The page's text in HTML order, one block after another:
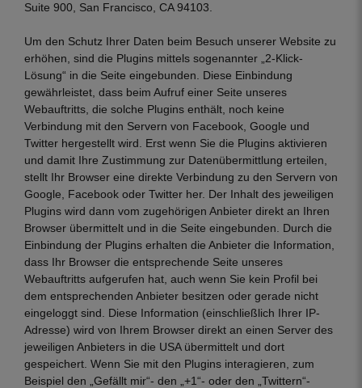
Suite 900, San Francisco, CA 94103.
Um den Schutz Ihrer Daten beim Besuch unserer Website zu
erhöhen, sind die Plugins mittels sogenannter „2-Klick-
Lösung“ in die Seite eingebunden. Diese Einbindung
gewährleistet, dass beim Aufruf einer Seite unseres
Webauftritts, die solche Plugins enthält, noch keine
Verbindung mit den Servern von Facebook, Google und
Twitter hergestellt wird. Erst wenn Sie die Plugins aktivieren
und damit Ihre Zustimmung zur Datenübermittlung erteilen,
stellt Ihr Browser eine direkte Verbindung zu den Servern von
Google, Facebook oder Twitter her. Der Inhalt des jeweiligen
Plugins wird dann vom zugehörigen Anbieter direkt an Ihren
Browser übermittelt und in die Seite eingebunden. Durch die
Einbindung der Plugins erhalten die Anbieter die Information,
dass Ihr Browser die entsprechende Seite unseres
Webauftritts aufgerufen hat, auch wenn Sie kein Profil bei
dem entsprechenden Anbieter besitzen oder gerade nicht
eingeloggt sind. Diese Information (einschließlich Ihrer IP-
Adresse) wird von Ihrem Browser direkt an einen Server des
jeweiligen Anbieters in die USA übermittelt und dort
gespeichert. Wenn Sie mit den Plugins interagieren, zum
Beispiel den „Gefällt mir“- den „+1“- oder den „Twittern“-